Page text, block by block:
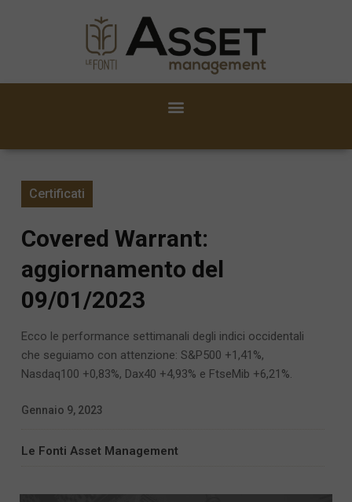
Certificati
Covered Warrant:
aggiornamento del
09/01/2023
Ecco le performance settimanali degli indici occidentali
che seguiamo con attenzione: S&P500 +1,41%,
Nasdaq100 +0,83%, Dax40 +4,93% e FtseMib +6,21%.
Gennaio 9, 2023
Le Fonti Asset Management